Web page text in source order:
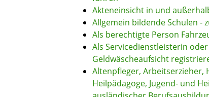
Akteneinsicht in und
Allgemein bildende Schulen -
Als berechtigte Person
Als Servicedienstleisterin
Geldwäscheaufsicht
Altenpfleger, Arbeitserzieher,
Heilpädagoge, Jugend- und